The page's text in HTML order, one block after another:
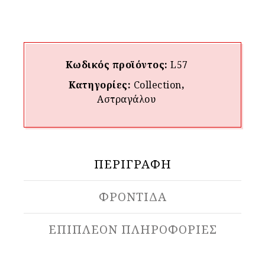
Κωδικός προϊόντος: L57
Κατηγορίες: Collection,
Αστραγάλου
ΠΕΡΙΓΡΑΦΉ
ΦΡΟΝΤΙΔΑ
ΕΠΙΠΛΈΟΝ ΠΛΗΡΟΦΟΡΊΕΣ